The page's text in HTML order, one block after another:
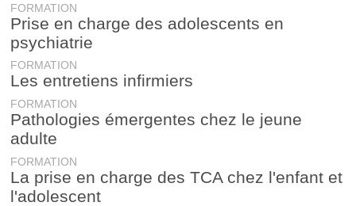
FORMATION
Prise en charge des adolescents en
psychiatrie
FORMATION
Les entretiens infirmiers
FORMATION
Pathologies émergentes chez le jeune
adulte
FORMATION
La prise en charge des TCA chez l'enfant et
l'adolescent